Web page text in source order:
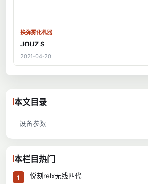
换弹雾化机器
JOUZ S
2021-04-20
本文目录
设备参数
本栏目热门
1 悦刻relx无线四代